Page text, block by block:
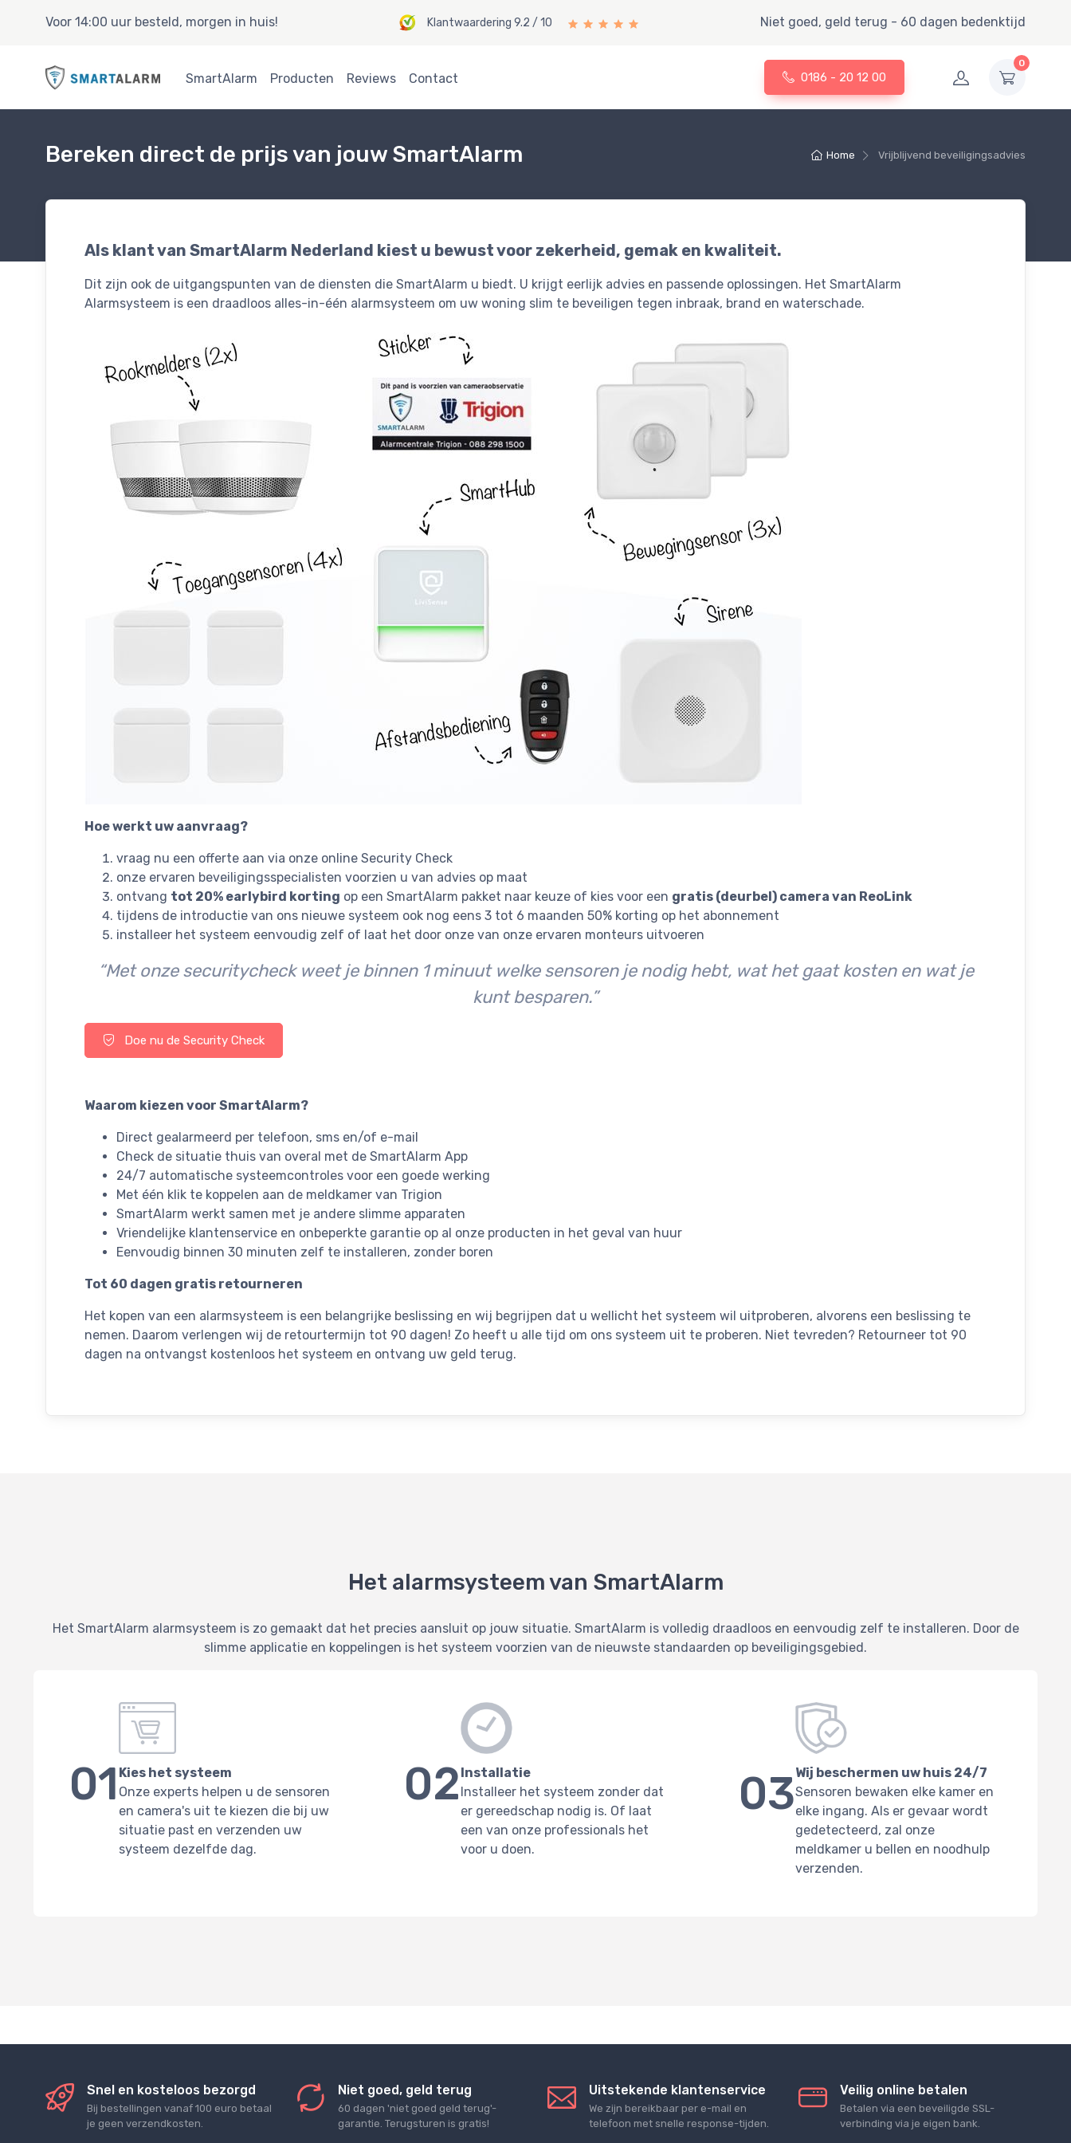
Voor 14:00 uur besteld, morgen in huis! Klantwaardering 9.2 / 10 Niet goed, geld terug - 60 dagen bedenktijd
0
SmartAlarm Producten Reviews Contact 0186 - 20 12 00
Home Vrijblijvend beveiligingsadvies
Bereken direct de prijs van jouw SmartAlarm
Als klant van SmartAlarm Nederland kiest u bewust voor zekerheid, gemak en kwaliteit.
Dit zijn ook de uitgangspunten van de diensten die SmartAlarm u biedt. U krijgt eerlijk advies en passende oplossingen. Het SmartAlarm
Alarmsysteem is een draadloos alles-in-één alarmsysteem om uw woning slim te beveiligen tegen inbraak, brand en waterschade.
Hoe werkt uw aanvraag?
vraag nu een offerte aan via onze online Security Check
onze ervaren beveiligingsspecialisten voorzien u van advies op maat
ontvang tot 20% earlybird korting op een SmartAlarm pakket naar keuze of kies voor een gratis (deurbel) camera van ReoLink
tijdens de introductie van ons nieuwe systeem ook nog eens 3 tot 6 maanden 50% korting op het abonnement
installeer het systeem eenvoudig zelf of laat het door onze van onze ervaren monteurs uitvoeren
“Met onze securitycheck weet je binnen 1 minuut welke sensoren je nodig hebt, wat het gaat kosten en wat je
kunt besparen.”
Doe nu de Security Check
Waarom kiezen voor SmartAlarm?
Direct gealarmeerd per telefoon, sms en/of e-mail
Check de situatie thuis van overal met de SmartAlarm App
24/7 automatische systeemcontroles voor een goede werking
Met één klik te koppelen aan de meldkamer van Trigion
SmartAlarm werkt samen met je andere slimme apparaten
Vriendelijke klantenservice en onbeperkte garantie op al onze producten in het geval van huur
Eenvoudig binnen 30 minuten zelf te installeren, zonder boren
Tot 60 dagen gratis retourneren
Het kopen van een alarmsysteem is een belangrijke beslissing en wij begrijpen dat u wellicht het systeem wil uitproberen, alvorens een beslissing te
nemen. Daarom verlengen wij de retourtermijn tot 90 dagen! Zo heeft u alle tijd om ons systeem uit te proberen. Niet tevreden? Retourneer tot 90
dagen na ontvangst kostenloos het systeem en ontvang uw geld terug.
Het alarmsysteem van SmartAlarm
Het SmartAlarm alarmsysteem is zo gemaakt dat het precies aansluit op jouw situatie. SmartAlarm is volledig draadloos en eenvoudig zelf te installeren. Door de
slimme applicatie en koppelingen is het systeem voorzien van de nieuwste standaarden op beveiligingsgebied.
01 Kies het systeem
Onze experts helpen u de sensoren
en camera's uit te kiezen die bij uw
situatie past en verzenden uw
systeem dezelfde dag.
02 Installatie
Installeer het systeem zonder dat
er gereedschap nodig is. Of laat
een van onze professionals het
voor u doen.
03Wij beschermen uw huis 24/7
Sensoren bewaken elke kamer en
elke ingang. Als er gevaar wordt
gedetecteerd, zal onze
meldkamer u bellen en noodhulp
verzenden.
Snel en kosteloos bezorgd
Bij bestellingen vanaf 100 euro betaal
je geen verzendkosten.
Niet goed, geld terug
60 dagen 'niet goed geld terug'-
garantie. Terugsturen is gratis!
Uitstekende klantenservice
We zijn bereikbaar per e-mail en
telefoon met snelle response-tijden.
Veilig online betalen
Betalen via een beveiligde SSL-
verbinding via je eigen bank.